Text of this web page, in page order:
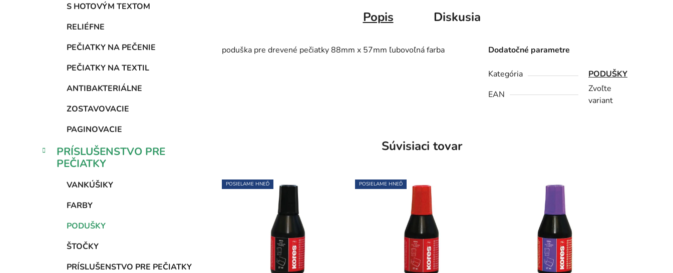
S HOTOVÝM TEXTOM
RELIÉFNE
PEČIATKY NA PEČENIE
PEČIATKY NA TEXTIL
ANTIBAKTERIÁLNE
ZOSTAVOVACIE
PAGINOVACIE
PRÍSLUŠENSTVO PRE
PEČIATKY
VANKÚŠIKY
FARBY
PODUŠKY
ŠTOČKY
PRÍSLUŠENSTVO PRE PEČIATKY
Popis Diskusia
poduška pre drevené pečiatky 88mm x 57mm ľubovoľná farba Dodatočné parametre
Kategória
PODUŠKY
EAN
Zvoľte
variant
Súvisiaci tovar
POSIELAME HNEĎ POSIELAME HNEĎ